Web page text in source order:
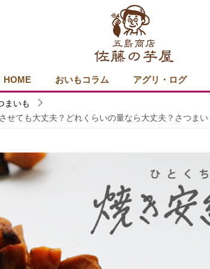
HOME おいもコラム アグリ・ログ
まいも
ても大丈夫？どれくらいの量なら大丈夫？さつま